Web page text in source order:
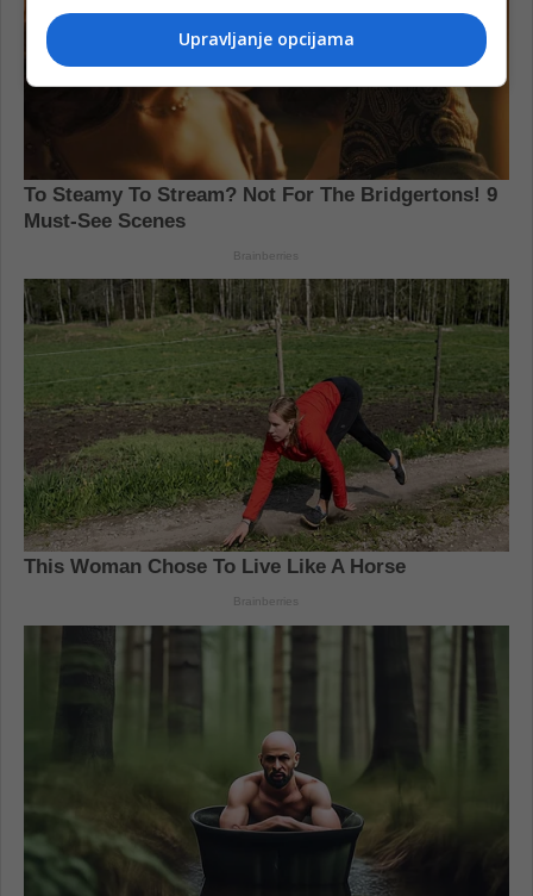
Upravljanje opcijama